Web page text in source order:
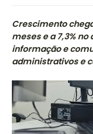
Crescimento
meses e a 7,3%
informação e
administrativos e